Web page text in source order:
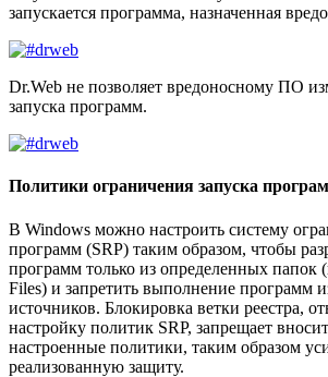
запускается программа, назначенная
Dr.Web не позволяет вредоносному ПО
запуска программ.
Политики ограничения запуска
В Windows можно настроить систему
программ (SRP) таким образом, чтобы
программ только из определенных папок
Files) и запретить выполнение программ
источников. Блокировка ветки реестра,
настройку политик SRP, запрещает
настроенные политики, таким образом
реализованную защиту.